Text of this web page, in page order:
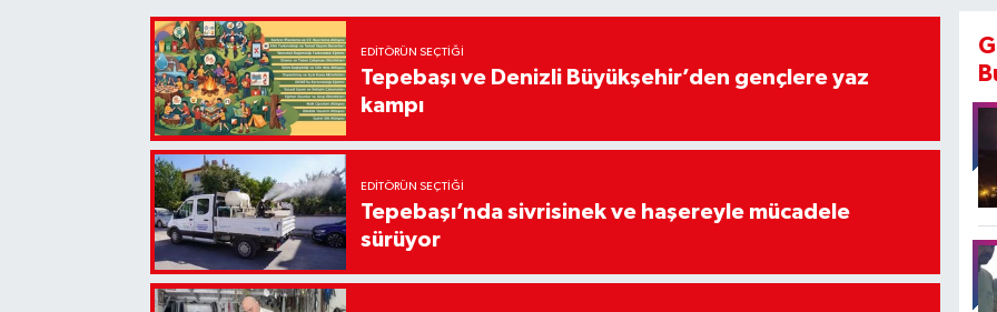
EDITÖRÜN SEÇTIĞI
Tepebaşı ve Denizli Büyükşehir’den gençlere yaz
kampı
EDITÖRÜN SEÇTIĞI
Tepebaşı’nda sivrisinek ve haşereyle mücadele
sürüyor